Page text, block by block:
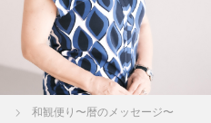
和観便り〜暦のメッセージ〜